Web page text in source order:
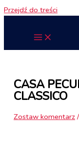
Przejdź do treści
CASA
CLASSICO
Zostaw komentarz